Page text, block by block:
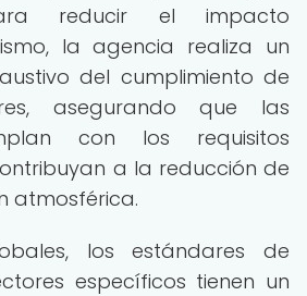
reducir el impacto
la agencia realiza un
del cumplimiento de
asegurando que las
con los requisitos
a la reducción de
atmosférica.
los estándares de
específicos tienen un